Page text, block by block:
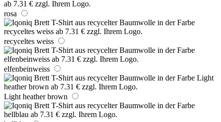
rosa
recyceltes weiss
elfenbeinweiss
Light heather brown